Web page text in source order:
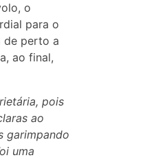
o
para o
de perto a
ao final,
pois
ao
garimpando
uma